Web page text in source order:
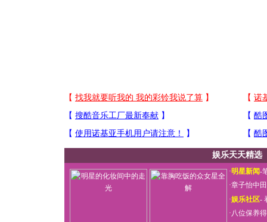
娱乐天天精选
·明星新闻-
·章子怡中
·娱乐社区-
·八位保养